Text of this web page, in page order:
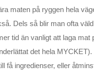
maten på ryggen hela
Dels så blir man ofta
tid än vanligt att laga
det hela
få ingredienser, eller